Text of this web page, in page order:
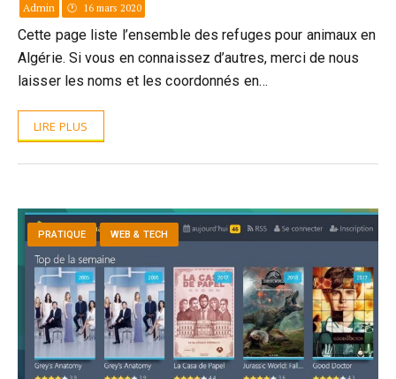
Admin 16 mars 2020
Cette page liste l’ensemble des refuges pour animaux en
Algérie. Si vous en connaissez d’autres, merci de nous
laisser les noms et les coordonnés en…
LIRE PLUS
PRATIQUE WEB & TECH